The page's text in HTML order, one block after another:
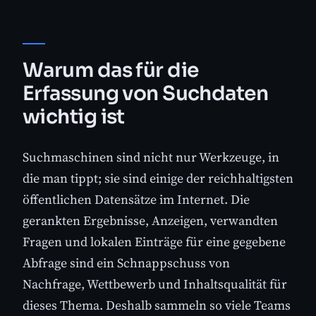
Warum das für die
Erfassung von Suchdaten
wichtig ist
Suchmaschinen sind nicht nur Werkzeuge, in
die man tippt; sie sind einige der reichhaltigsten
öffentlichen Datensätze im Internet. Die
gerankten Ergebnisse, Anzeigen, verwandten
Fragen und lokalen Einträge für eine gegebene
Abfrage sind ein Schnappschuss von
Nachfrage, Wettbewerb und Inhaltsqualität für
dieses Thema. Deshalb sammeln so viele Teams